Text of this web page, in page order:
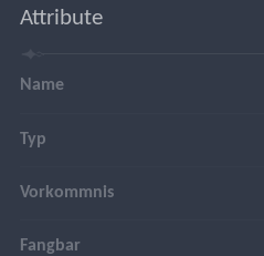
Attribute
Name
Typ
Vorkommnis
Fangbar